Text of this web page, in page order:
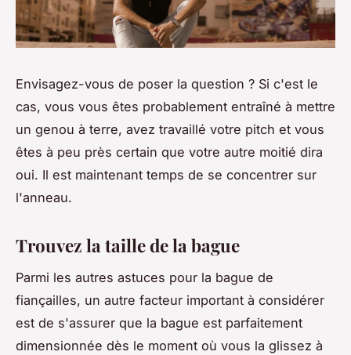
Envisagez-vous de poser la question ? Si c'est le
cas, vous vous êtes probablement entraîné à mettre
un genou à terre, avez travaillé votre pitch et vous
êtes à peu près certain que votre autre moitié dira
oui. Il est maintenant temps de se concentrer sur
l'anneau.
Trouvez la taille de la bague
Parmi les autres astuces pour la bague de
fiançailles, un autre facteur important à considérer
est de s'assurer que la bague est parfaitement
dimensionnée dès le moment où vous la glissez à